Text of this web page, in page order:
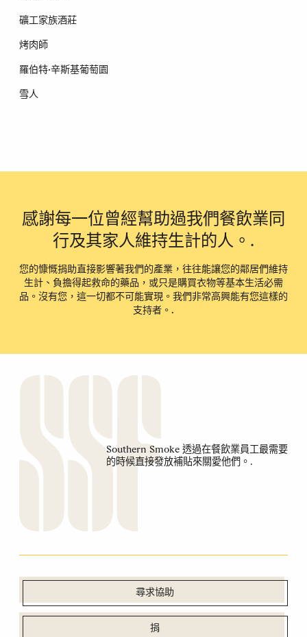
礦工家族酒莊
烤肉師
羅伯特·辛斯基葡萄園
雪人
感謝每一位曾經幫助過我們餐飲業同
行及其家人維持生計的人。.
您的慷慨捐助直接影響著我們的產業，往往能讓您的鄰居們維持
生計、負擔得起救命的藥品，或只是購買衣物等基本生活必需
品。沒有您，這一切都不可能實現。我們非常高興能有您這樣的
支持者。.
Southern Smoke 透過在餐飲業員工最需要
的時候直接發放補貼來關愛他們。.
尋求協助
捐